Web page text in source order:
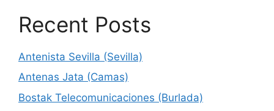
Recent Posts
Antenista Sevilla (Sevilla)
Antenas Jata (Camas)
Bostak Telecomunicaciones (Burlada)